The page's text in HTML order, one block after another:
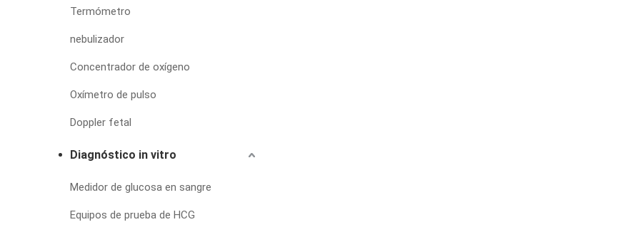
Termómetro
nebulizador
Concentrador de oxígeno
Oxímetro de pulso
Doppler fetal
Diagnóstico in vitro
Medidor de glucosa en sangre
Equipos de prueba de HCG